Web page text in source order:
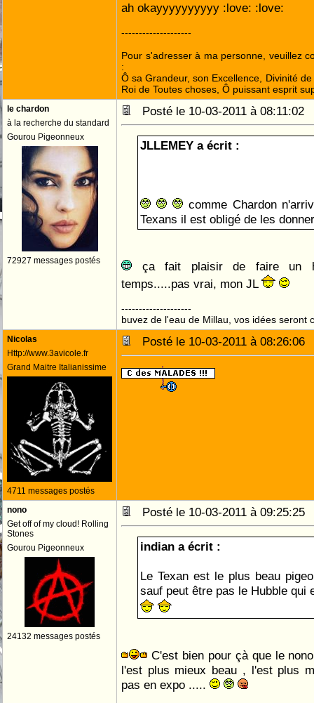
ah okayyyyyyyyyy :love: :love:
--------------------
Pour s'adresser à ma personne, veuillez
:
Ô sa Grandeur, son Excellence, Divinité
Roi de Toutes choses, Ô puissant esprit
le chardon
à la recherche du standard
Gourou Pigeonneux
72927 messages postés
Posté le 10-03-2011 à 08:11:02
JLLEMEY a écrit :
comme Chardon
Texans il est obligé de les
ça fait plaisir de faire un
temps.....pas vrai, mon JL
--------------------
buvez de l'eau de Millau, vos idées seront
Nicolas
Http://www.3avicole.fr
Grand Maitre Italianissime
4711 messages postés
Posté le 10-03-2011 à
nono
Get off of my cloud! Rolling
Stones
Gourou Pigeonneux
24132 messages postés
Posté le 10-03-2011 à
indian a écrit :
Le Texan est le plus beau
sauf peut être pas le Hubble qui
C'est bien pour çà que le
l'est plus mieux beau , l'est plus
pas en expo .....